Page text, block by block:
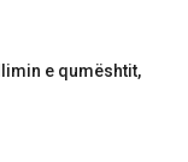
e qumështit,